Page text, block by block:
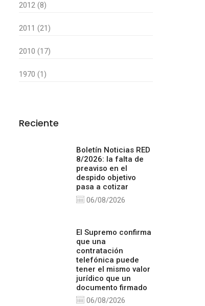
2012 (8)
2011 (21)
2010 (17)
1970 (1)
Reciente
Boletín Noticias RED
8/2026: la falta de
preaviso en el
despido objetivo
pasa a cotizar
06/08/2026
El Supremo confirma
que una
contratación
telefónica puede
tener el mismo valor
jurídico que un
documento firmado
06/08/2026